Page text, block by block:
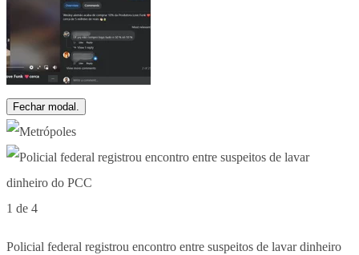
Fechar modal.
1 de 4
Policial federal registrou encontro entre suspeitos de lavar dinheiro